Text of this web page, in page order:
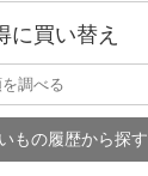
に買い替え
もの履歴から探す